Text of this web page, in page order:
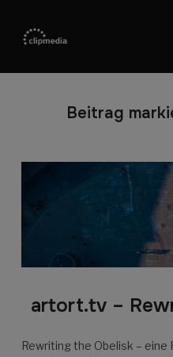
Beitrag
artort.tv –
Rewriting the Obelisk – eine